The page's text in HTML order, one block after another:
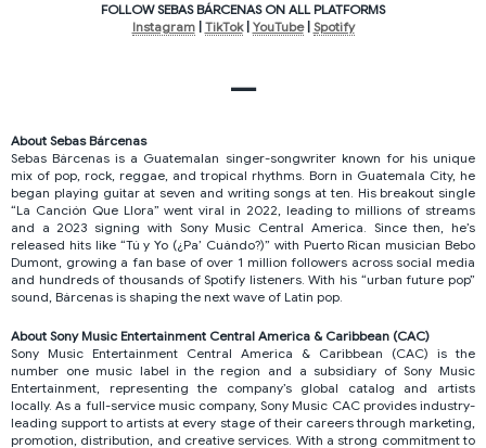
FOLLOW SEBAS BÁRCENAS ON ALL PLATFORMS
Instagram| TikTok| YouTube| Spotify
—
About Sebas Bárcenas
Sebas Bárcenas is a Guatemalan singer-songwriter known for his unique
mix of pop, rock, reggae, and tropical rhythms. Born in Guatemala City, he
began playing guitar at seven and writing songs at ten. His breakout single
“La Canción Que Llora” went viral in 2022, leading to millions of streams
and a 2023 signing with Sony Music Central America. Since then, he’s
released hits like “Tú y Yo (¿Pa’ Cuándo?)” with Puerto Rican musician Bebo
Dumont, growing a fan base of over 1 million followers across social media
and hundreds of thousands of Spotify listeners. With his “urban future pop”
sound, Bárcenas is shaping the next wave of Latin pop.
About Sony Music Entertainment Central America & Caribbean (CAC)
Sony Music Entertainment Central America & Caribbean (CAC) is the
number one music label in the region and a subsidiary of Sony Music
Entertainment, representing the company’s global catalog and artists
locally. As a full-service music company, Sony Music CAC provides industry-
leading support to artists at every stage of their careers through marketing,
promotion, distribution, and creative services. With a strong commitment to